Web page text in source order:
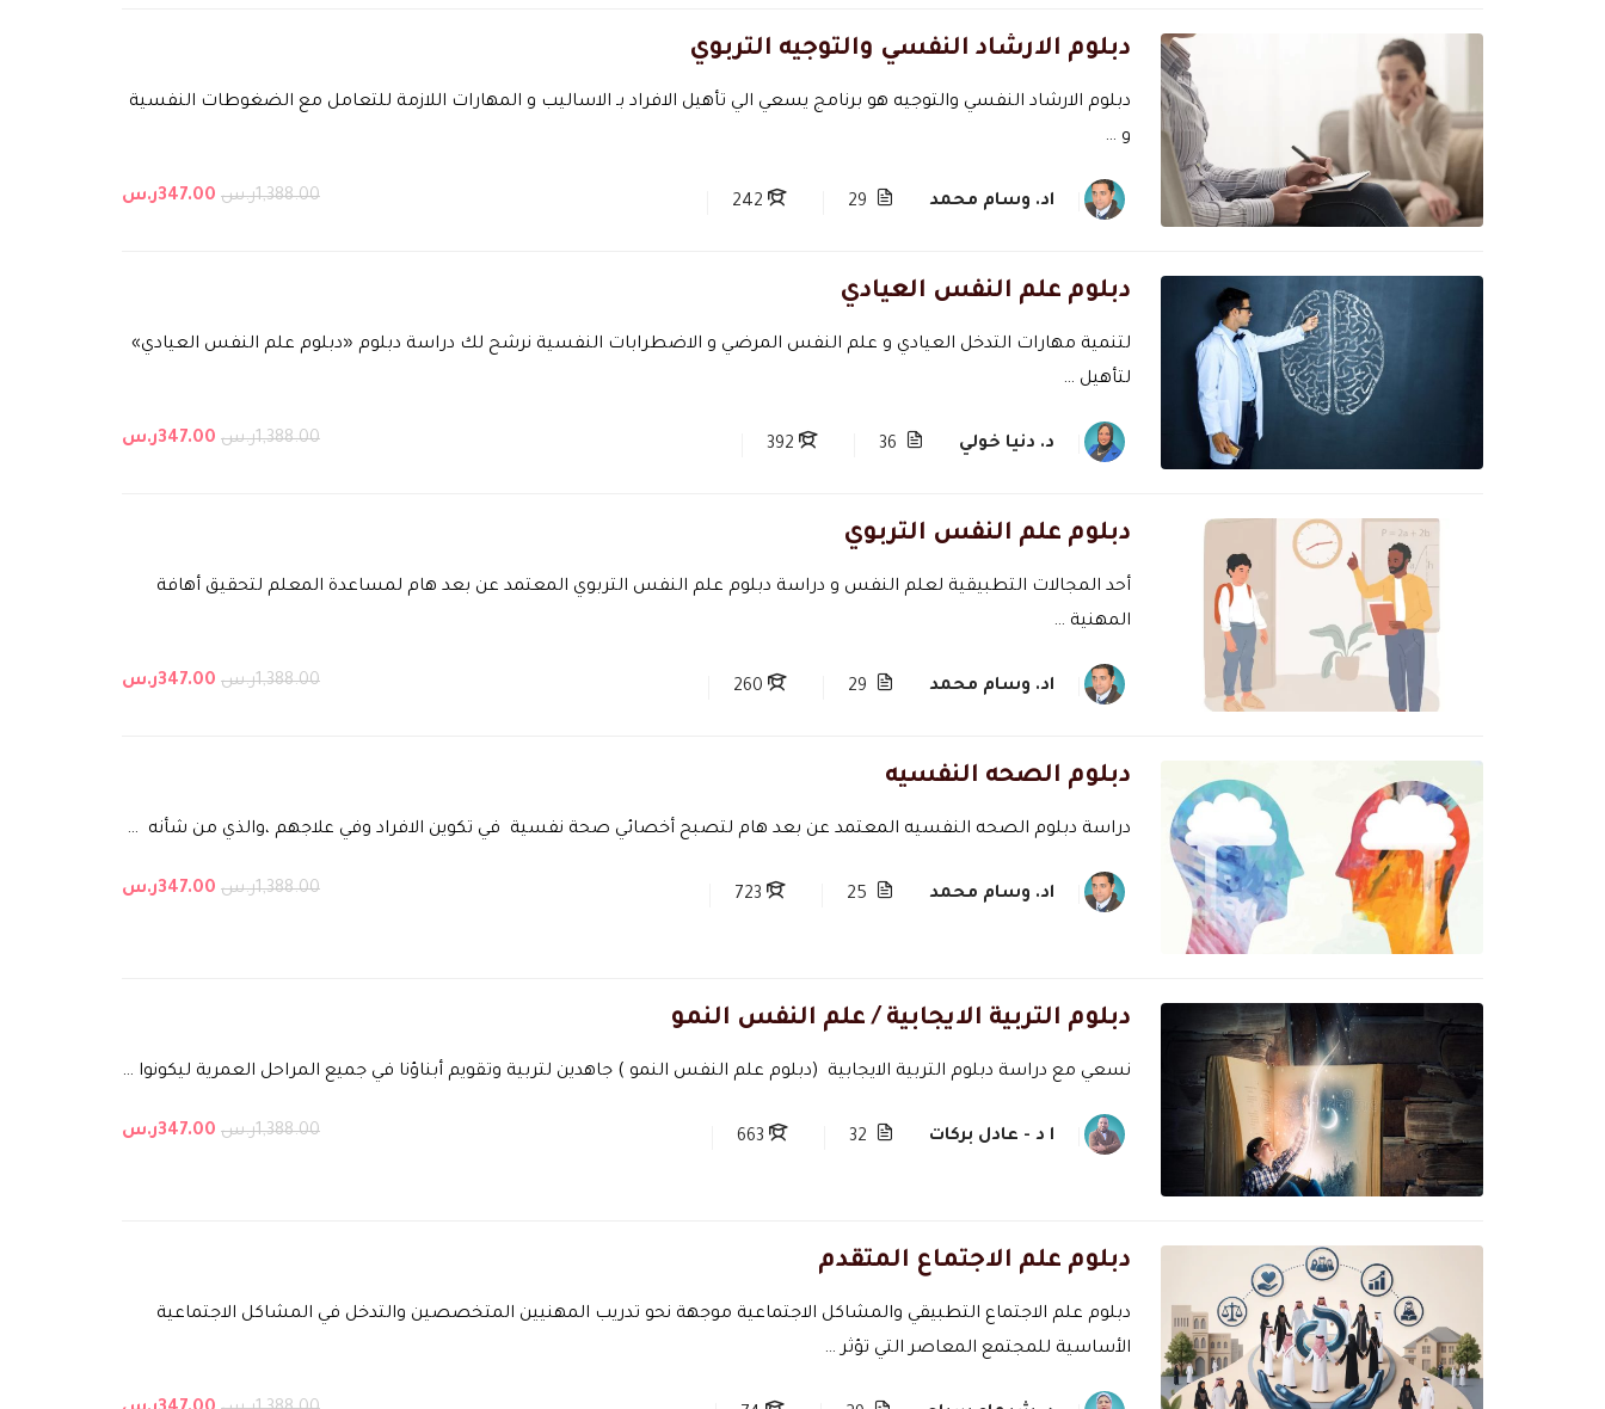
دبلوم الارشاد النفسي والتوجيه التربوي
دبلوم الارشاد النفسي والتوجيه هو برنامج يسعي الي تأهيل الافراد بـ الاساليب و المهارات اللازمة للتعامل مع الضغوطات النفسية
و …
اد. وسام محمد 29
242 1,388.00ر.س 347.00ر.س
دبلوم علم النفس العيادي
لتنمية مهارات التدخل العيادي و علم النفس المرضي و الاضطرابات النفسية نرشح لك دراسة دبلوم «دبلوم علم النفس العيادي»
لتأهيل …
د. دنيا خولي 36
392 1,388.00ر.س 347.00ر.س
دبلوم علم النفس التربوي
أحد المجالات التطبيقية لعلم النفس و دراسة دبلوم علم النفس التربوي المعتمد عن بعد هام لمساعدة المعلم لتحقيق أهافة
المهنية …
اد. وسام محمد 29
260 1,388.00ر.س 347.00ر.س
دبلوم الصحه النفسيه
دراسة دبلوم الصحه النفسيه المعتمد عن بعد هام لتصبح أخصائي صحة نفسية في تكوين الافراد وفي علاجهم ،والذي من شأنه …
اد. وسام محمد 25
723 1,388.00ر.س 347.00ر.س
دبلوم التربية الايجابية / علم النفس النمو
نسعي مع دراسة دبلوم التربية الايجابية (دبلوم علم النفس النمو ) جاهدين لتربية وتقويم أبناؤنا في جميع المراحل العمرية ليكونوا …
ا د - عادل بركات 32
663 1,388.00ر.س 347.00ر.س
دبلوم علم الاجتماع المتقدم
دبلوم علم الاجتماع التطبيقي والمشاكل الاجتماعية موجهة نحو تدريب المهنيين المتخصصين والتدخل في المشاكل الاجتماعية
الأساسية للمجتمع المعاصر التي تؤثر …